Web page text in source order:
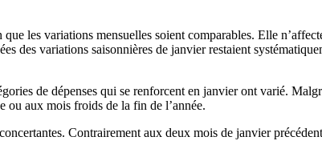
les variations mensuelles soient comparables. Elle
des variations saisonnières de janvier restaient
de dépenses qui se renforcent en janvier ont varié.
ou aux mois froids de la fin de l’année.
Contrairement aux deux mois de janvier